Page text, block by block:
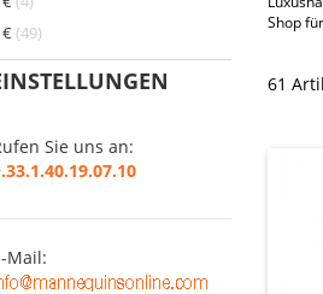
€ 49
Sie uns an:
Mail:
Shop
61